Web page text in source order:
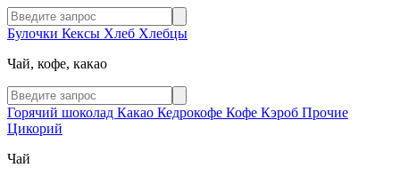
Булочки Кексы Хлеб Хлебцы
Чай, кофе, какао
Горячий шоколад Какао Кедрокофе Кофе Кэроб Прочие
Цикорий
Чай